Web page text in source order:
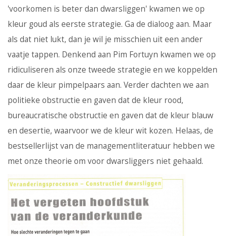
'voorkomen is beter dan dwarsliggen' kwamen we op
kleur goud als eerste strategie. Ga de dialoog aan. Maar
als dat niet lukt, dan je wil je misschien uit een ander
vaatje tappen. Denkend aan Pim Fortuyn kwamen we op
ridiculiseren als onze tweede strategie en we koppelden
daar de kleur pimpelpaars aan. Verder dachten we aan
politieke obstructie en gaven dat de kleur rood,
bureaucratische obstructie en gaven dat de kleur blauw
en desertie, waarvoor we de kleur wit kozen. Helaas, de
bestsellerlijst van de managementliteratuur hebben we
met onze theorie om voor dwarsliggers niet gehaald.